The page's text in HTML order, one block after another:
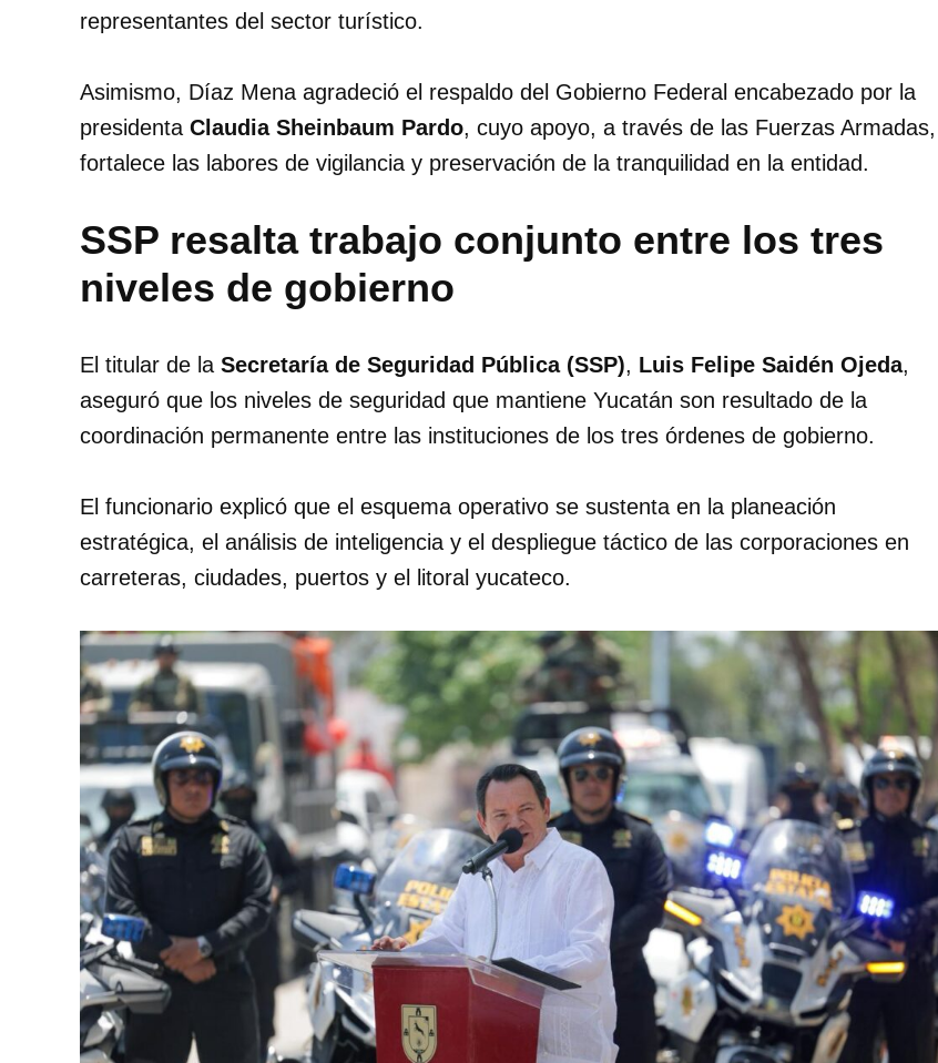
representantes del sector turístico.
Asimismo, Díaz Mena agradeció el respaldo del Gobierno Federal encabezado por la
presidenta Claudia Sheinbaum Pardo, cuyo apoyo, a través de las Fuerzas Armadas,
fortalece las labores de vigilancia y preservación de la tranquilidad en la entidad.
SSP resalta trabajo conjunto entre los tres
niveles de gobierno
El titular de la Secretaría de Seguridad Pública (SSP), Luis Felipe Saidén Ojeda,
aseguró que los niveles de seguridad que mantiene Yucatán son resultado de la
coordinación permanente entre las instituciones de los tres órdenes de gobierno.
El funcionario explicó que el esquema operativo se sustenta en la planeación
estratégica, el análisis de inteligencia y el despliegue táctico de las corporaciones en
carreteras, ciudades, puertos y el litoral yucateco.